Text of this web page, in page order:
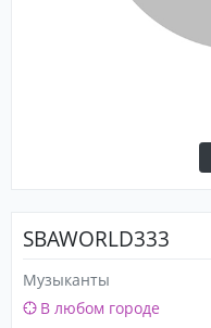
SBAWORLD333
Музыканты
В любом городе